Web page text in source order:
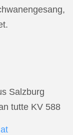
Salzburg
tutte KV 588